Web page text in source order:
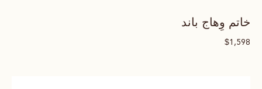
خاتم وِهاج باند
$1,598